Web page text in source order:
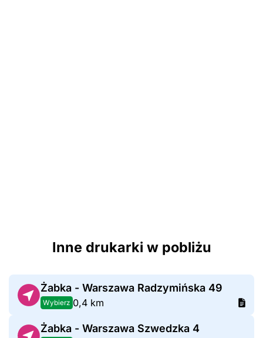
Inne drukarki w pobliżu
Żabka - Warszawa Radzymińska 49
Wybierz 0,4 km
Żabka - Warszawa Szwedzka 4